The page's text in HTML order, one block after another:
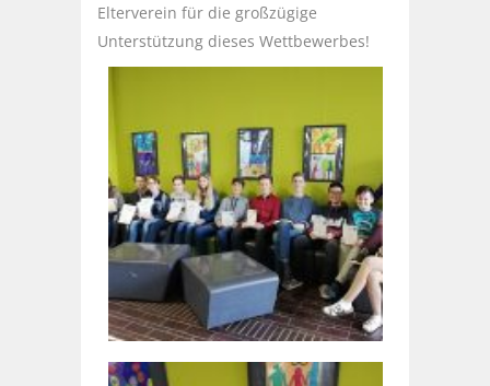
Elterverein für die großzügige
Unterstützung dieses Wettbewerbes!